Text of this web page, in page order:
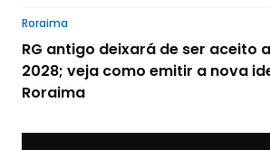
Roraima
RG antigo deixará de ser aceito
2028; veja como emitir a nova
Roraima